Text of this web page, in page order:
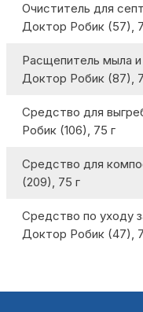
Очиститель для
Доктор Робик (57),
Расщепитель мыла
Доктор Робик (87),
Средство для
Робик (106), 75 г
Средство для
(209), 75 г
Средство по уходу
Доктор Робик (47),